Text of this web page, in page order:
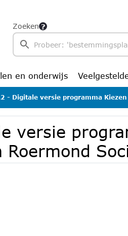
Zoeken
en onderwijs
versie programma Kiezen voor Kansen Roermond
versie
Roermond